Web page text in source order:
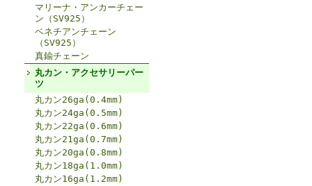
マリーナ・アンカーチェー
ン（SV925）
ベネチアンチェーン
（SV925）
真鍮チェーン
丸カン・アクセサリーパー
ツ
丸カン26ga(0.4mm)
丸カン24ga(0.5mm)
丸カン22ga(0.6mm)
丸カン21ga(0.7mm)
丸カン20ga(0.8mm)
丸カン18ga(1.0mm)
丸カン16ga(1.2mm)